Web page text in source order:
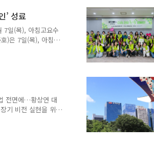
마케팅 강화와 글로
적·물적 투자에 집
’ 성료
7일(목), 아침고요수
)은 7일(목), 아침고
건강 동행캠페
동과 야외활동을
친구와 짝을 이뤄
의 정취를 느끼고 몸
드닝 체험 클래스에
전면에…황상연 대
기 비전 실현을 위
준이 아니라, 비만
치하는 수준의 구